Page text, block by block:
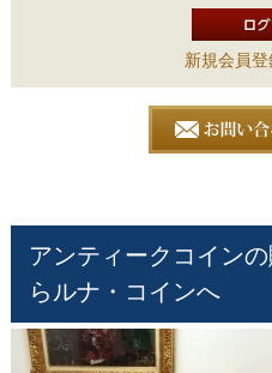
新規会員
アンティークコイン
らルナ・コインへ